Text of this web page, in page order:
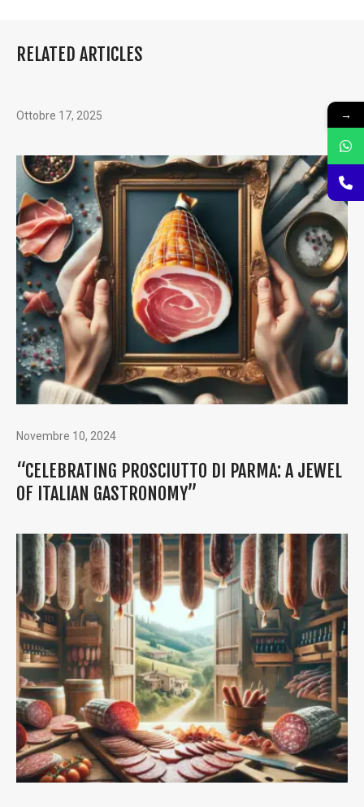
RELATED ARTICLES
Ottobre 17, 2025
Novembre 10, 2024
“CELEBRATING PROSCIUTTO DI PARMA: A JEWEL
OF ITALIAN GASTRONOMY”
→